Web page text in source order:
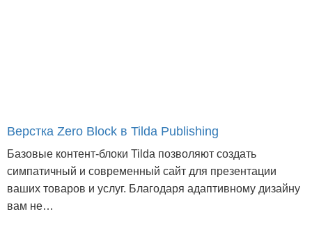
Верстка Zero Block в Tilda Publishing
Базовые контент-блоки Tilda позволяют создать
симпатичный и современный сайт для презентации
ваших товаров и услуг. Благодаря адаптивному дизайну
вам не…